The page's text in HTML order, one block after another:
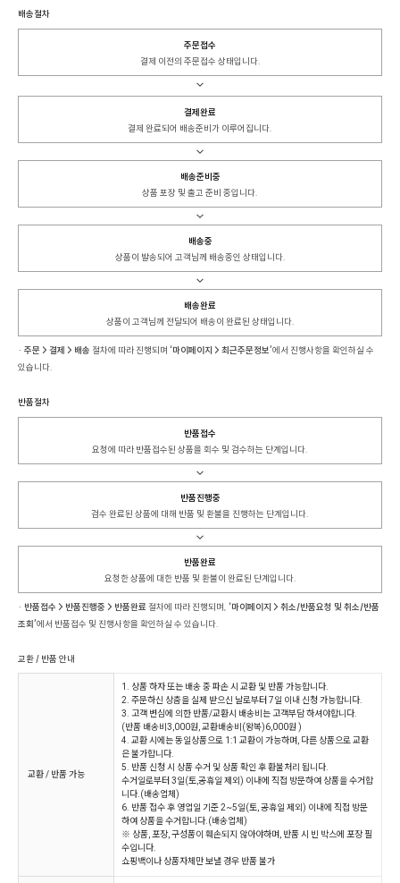
배송절차
주문접수
결제 이전의 주문접수 상태입니다.
↓
결제완료
결제 완료되어 배송준비가 이루어집니다.
↓
배송준비중
상품 포장 및 출고 준비 중입니다.
↓
배송중
상품이 발송되어 고객님께 배송중인 상태입니다.
↓
배송완료
상품이 고객님께 전달되어 배송이 완료된 상태입니다.
· 주문 > 결제 > 배송 절차에 따라 진행되며 ‘마이페이지 > 최근주문정보’에서 진행사항을 확인하실 수
있습니다.
반품절차
반품접수
요청에 따라 반품접수된 상품을 회수 및 검수하는 단계입니다.
↓
반품진행중
검수 완료된 상품에 대해 반품 및 환불을 진행하는 단계입니다.
↓
반품완료
요청한 상품에 대한 반품 및 환불이 완료된 단계입니다.
· 반품접수 > 반품진행중 > 반품완료 절차에 따라 진행되며, ‘마이페이지 > 취소/반품요청 및 취소/반품
조회’에서 반품접수 및 진행사항을 확인하실 수 있습니다.
교환 / 반품 안내
교환 / 반품 가능
1. 상품 하자 또는 배송 중 파손 시 교환 및 반품 가능합니다.
2. 주문하신 상춤을 실제 받으신 날로부터 7일 이내 신청 가능합니다.
3. 고객 변심에 의한 반품/교환시 배송비는 고객부담 하셔야합니다.
(반품 배송비3,000원, 교환배송비(왕복)6,000원 )
4. 교환 시에는 동일상품으로 1:1 교환이 가능하며, 다른 상품으로 교환
은 불가합니다.
5. 반품 신청 시 상품 수거 및 상품 확인 후 환불처리 됩니다.
수거일로부터 3일(토,공휴일 제외) 이내에 직접 방문하여 상품을 수거합
니다.(배송업체)
6. 반품 접수 후 영업일 기준 2~5일(토, 공휴일 제외) 이내에 직접 방문
하여 상품을 수거합니다.(배송업체)
※ 상품, 포장, 구성품이 훼손되지 않아야하며, 반품 시 빈 박스에 포장 필
수입니다.
쇼핑백이나 상품자체만 보낼 경우 반품 불가